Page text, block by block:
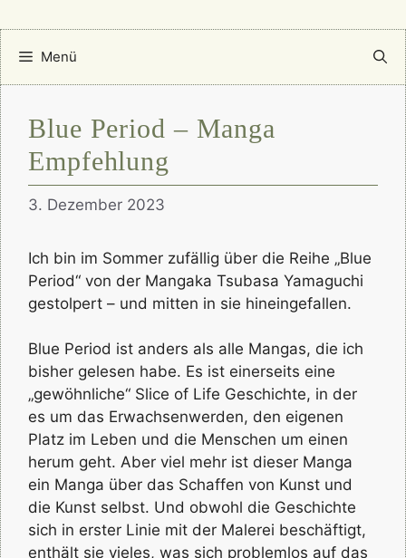
Menü
Blue Period – Manga
Empfehlung
3. Dezember 2023
Ich bin im Sommer zufällig über die Reihe „Blue
Period“ von der Mangaka Tsubasa Yamaguchi
gestolpert – und mitten in sie hineingefallen.
Blue Period ist anders als alle Mangas, die ich
bisher gelesen habe. Es ist einerseits eine
„gewöhnliche“ Slice of Life Geschichte, in der
es um das Erwachsenwerden, den eigenen
Platz im Leben und die Menschen um einen
herum geht. Aber viel mehr ist dieser Manga
ein Manga über das Schaffen von Kunst und
die Kunst selbst. Und obwohl die Geschichte
sich in erster Linie mit der Malerei beschäftigt,
enthält sie vieles, was sich problemlos auf das